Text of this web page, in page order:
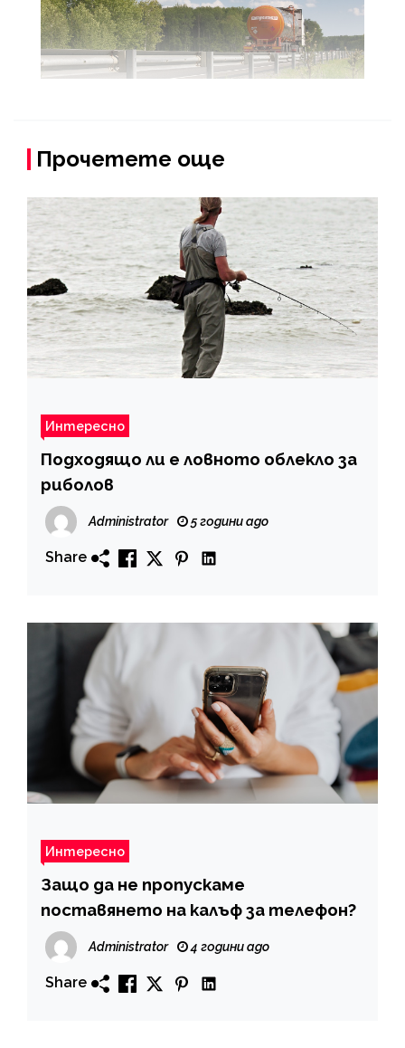
Прочетете още
Интересно
Подходящо ли е ловното облекло за
риболов
Administrator 5 години ago
Share
Интересно
Защо да не пропускаме
поставянето на калъф за телефон?
Administrator 4 години ago
Share